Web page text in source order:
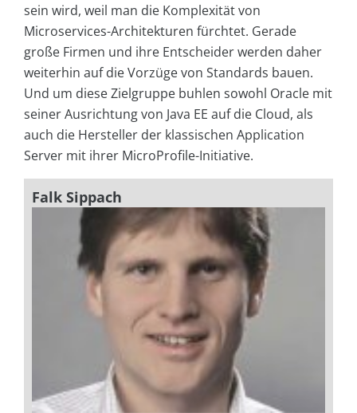
sein wird, weil man die Komplexität von
Microservices-Architekturen fürchtet. Gerade
große Firmen und ihre Entscheider werden daher
weiterhin auf die Vorzüge von Standards bauen.
Und um diese Zielgruppe buhlen sowohl Oracle mit
seiner Ausrichtung von Java EE auf die Cloud, als
auch die Hersteller der klassischen Application
Server mit ihrer MicroProfile-Initiative.
Falk Sippach